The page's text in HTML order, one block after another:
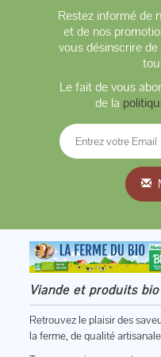
Restez informé de
et de nos
vous désinscrire
Le fait de vous
de la
Viande et produits
Retrouvez le plaisir des
la ferme, de qualité